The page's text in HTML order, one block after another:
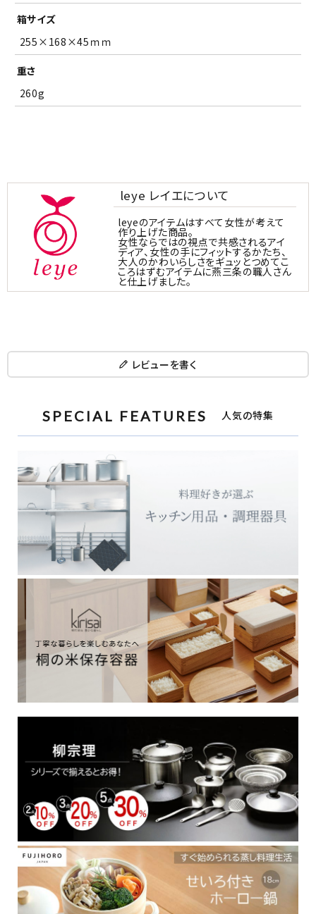
箱サイズ
255×168×45ｍｍ
重さ
260g
leye レイエについて
leyeのアイテムはすべて女性が考えて
作り上げた商品。
女性ならではの視点で共感されるアイ
ディア、女性の手にフィットするかたち、
大人のかわいらしさをギュッとつめてこ
ころはずむアイテムに燕三条の職人さん
と仕上げました。
レビューを書く
SPECIAL FEATURES 人気の特集